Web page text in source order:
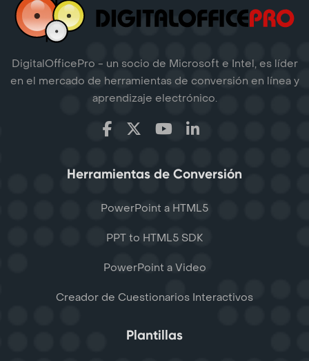
DigitalOfficePro - un socio de Microsoft e Intel, es líder
en el mercado de herramientas de conversión en línea y
aprendizaje electrónico.
Herramientas de Conversión
PowerPoint a HTML5
PPT to HTML5 SDK
PowerPoint a Video
Creador de Cuestionarios Interactivos
Plantillas